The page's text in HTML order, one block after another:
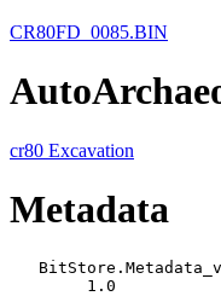
CR80FD_0085.BIN
cr80 Excavation
Metadata